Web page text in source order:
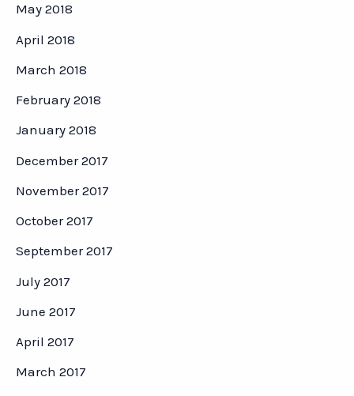
May 2018
April 2018
March 2018
February 2018
January 2018
December 2017
November 2017
October 2017
September 2017
July 2017
June 2017
April 2017
March 2017